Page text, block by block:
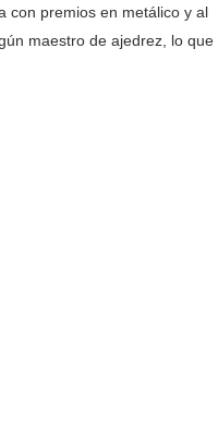
con premios en metálico y al
maestro de ajedrez, lo que